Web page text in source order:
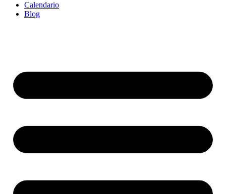
Calendario
Blog